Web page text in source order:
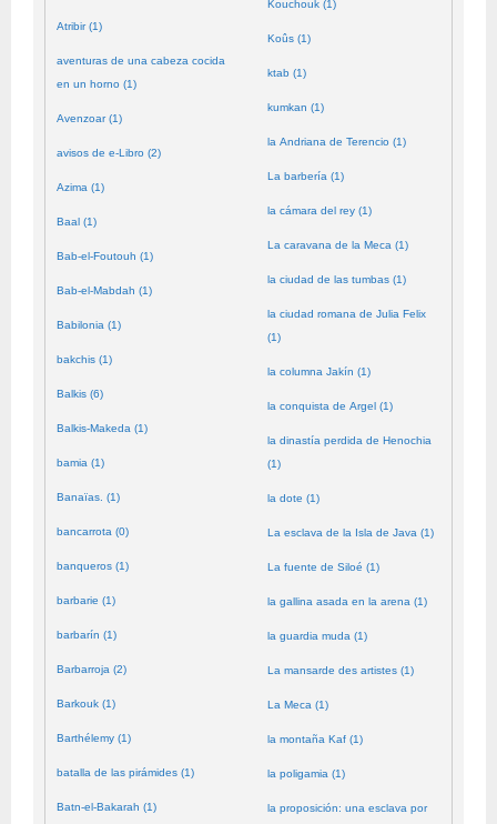
Atribir (1)
aventuras de una cabeza cocida
en un horno (1)
Avenzoar (1)
avisos de e-Libro (2)
Azima (1)
Baal (1)
Bab-el-Foutouh (1)
Bab-el-Mabdah (1)
Babilonia (1)
bakchis (1)
Balkis (6)
Balkis-Makeda (1)
bamia (1)
Banaïas. (1)
bancarrota (0)
banqueros (1)
barbarie (1)
barbarín (1)
Barbarroja (2)
Barkouk (1)
Barthélemy (1)
batalla de las pirámides (1)
Batn-el-Bakarah (1)
Kouchouk (1)
Koûs (1)
ktab (1)
kumkan (1)
la Andriana de Terencio (1)
La barbería (1)
la cámara del rey (1)
La caravana de la Meca (1)
la ciudad de las tumbas (1)
la ciudad romana de Julia Felix
(1)
la columna Jakín (1)
la conquista de Argel (1)
la dinastía perdida de Henochia
(1)
la dote (1)
La esclava de la Isla de Java (1)
La fuente de Siloé (1)
la gallina asada en la arena (1)
la guardia muda (1)
La mansarde des artistes (1)
La Meca (1)
la montaña Kaf (1)
la poligamia (1)
la proposición: una esclava por